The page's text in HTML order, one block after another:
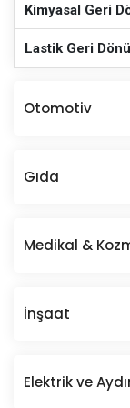
Kimyasal Geri
Lastik Geri
Otomotiv
Gıda
Medikal &
İnşaat
Elektrik ve